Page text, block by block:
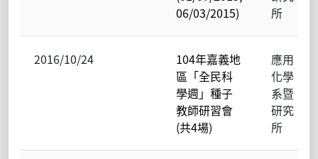
06/03/2015)
所
2016/10/24
104年嘉義地
區「全民科
學週」種子
教師研習會
(共4場)
應用
化學
系暨
研究
所